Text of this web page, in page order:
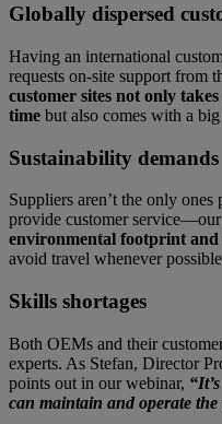
Globally dispersed
Having an international
requests on-site support from
customer sites not only
time but also comes with a
Sustainability demands
Suppliers aren’t the only
provide customer
environmental footprint and
avoid travel whenever
Skills shortages
Both OEMs and their
experts. As Stefan, Director
points out in our webinar,
can maintain and operate the